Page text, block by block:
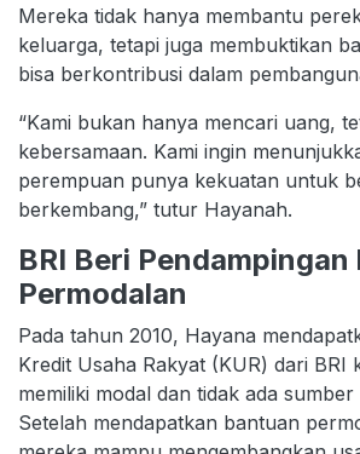
Mereka tidak hanya membantu
keluarga, tetapi juga membuktikan
bisa berkontribusi dalam
“Kami bukan hanya mencari uang,
kebersamaan. Kami ingin
perempuan punya kekuatan untuk
berkembang,” tutur Hayanah.
BRI Beri Pendampingan
Permodalan
Pada tahun 2010, Hayana
Kredit Usaha Rakyat (KUR) dari BRI
memiliki modal dan tidak ada
Setelah mendapatkan bantuan